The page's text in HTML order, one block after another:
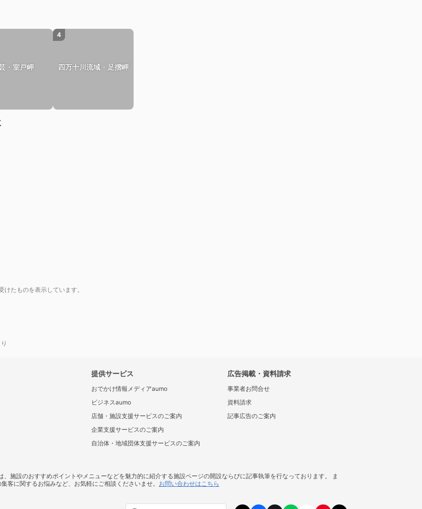
・室戸岬
4
四万十川流域・足摺岬
たものを表示しています。
提供サービス
おでかけ情報メディアaumo
ビジネスaumo
店舗・施設支援サービスのご案内
企業支援サービスのご案内
自治体・地域団体支援サービスのご案内
広告掲載・資料請求
事業者お問合せ
資料請求
記事広告のご案内
施設のおすすめポイントやメニューなどを魅力的に紹介する施設ページの開設ならびに記事執筆を行なっております。 ま
客に関するお悩みなど、お気軽にご相談くださいませ。 お問い合わせはこちら